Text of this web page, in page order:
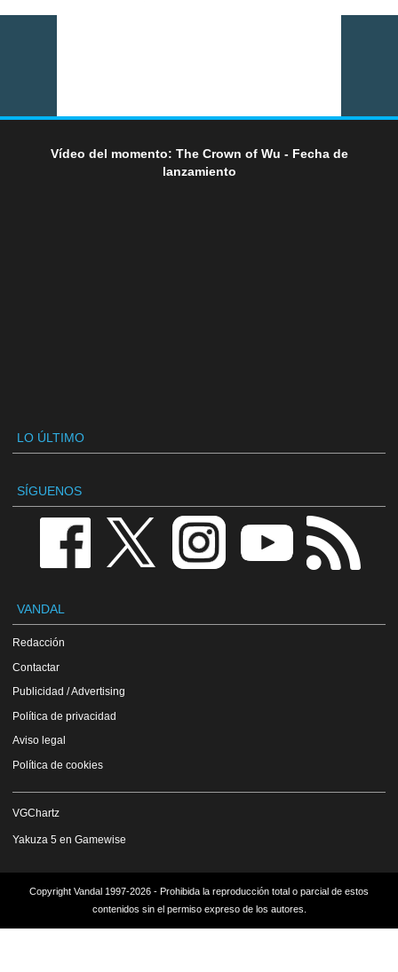
Vídeo del momento: The Crown of Wu - Fecha de
lanzamiento
LO ÚLTIMO
SÍGUENOS
VANDAL
Redacción
Contactar
Publicidad / Advertising
Política de privacidad
Aviso legal
Política de cookies
VGChartz
Yakuza 5 en Gamewise
Copyright Vandal 1997-2026 - Prohibida la reproducción total o parcial de estos
contenidos sin el permiso expreso de los autores.